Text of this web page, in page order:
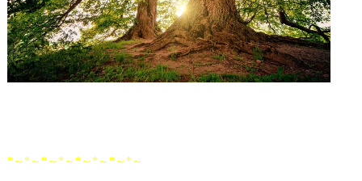
*～*～*～*～*～*～*～*～